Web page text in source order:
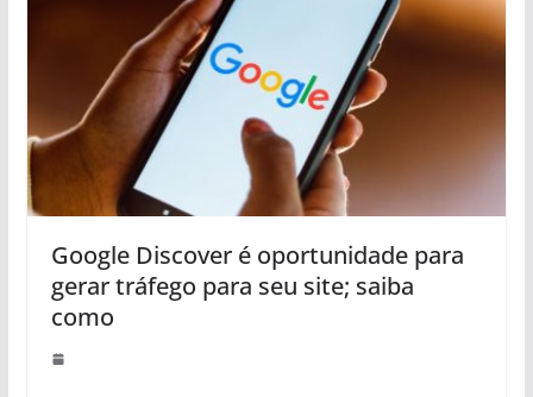
Google Discover é oportunidade para
gerar tráfego para seu site; saiba
como